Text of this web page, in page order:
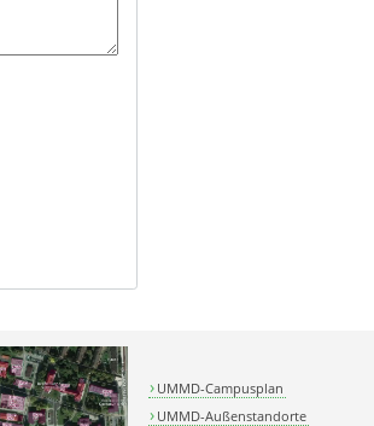
UMMD-Campusplan
UMMD-Außenstandorte